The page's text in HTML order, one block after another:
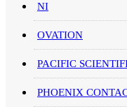
NI
OVATION
PACIFIC
PHOENIX